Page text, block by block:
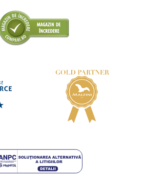
femei ARDON ALDRI
78,75 lei